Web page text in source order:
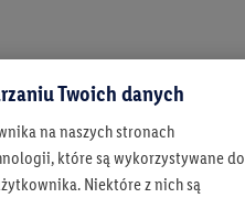
Twoich danych
na naszych stronach
które są wykorzystywane do
Niektóre z nich są